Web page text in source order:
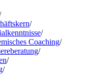
/
/
Coaching/
/
/
/